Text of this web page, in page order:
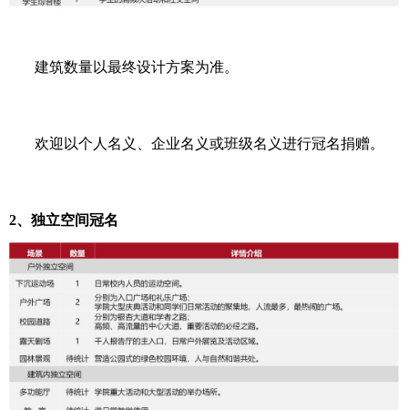
建筑数量以最终设计方案为准。
欢迎以个人名义、企业名义或班级名义进行冠名捐赠。
2、独立空间冠名